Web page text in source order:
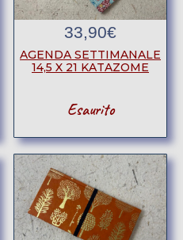
33,90€
AGENDA SETTIMANALE
14,5 X 21 KATAZOME
Esaurito